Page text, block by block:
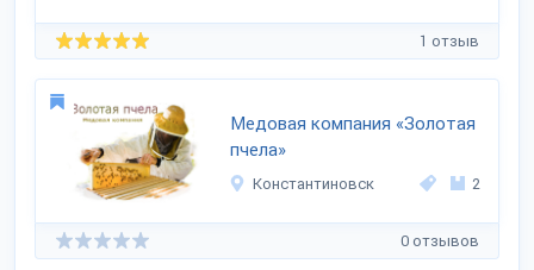
1 отзыв
Медовая компания «Золотая
пчела»
Константиновск 2
0 отзывов